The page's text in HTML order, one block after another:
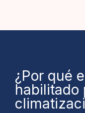
¿Por qué
habilitado